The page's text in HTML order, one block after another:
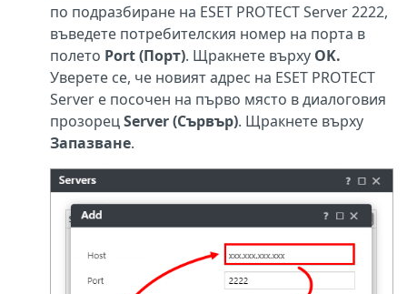
по подразбиране на ESET PROTECT Server 2222,
въведете потребителския номер на порта в
полето Port (Порт). Щракнете върху OK.
Уверете се, че новият адрес на ESET PROTECT
Server е посочен на първо място в диалоговия
прозорецServer (Сървър). Щракнете върху
Запазване.